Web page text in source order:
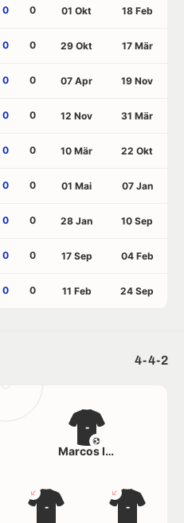
0 0 01 Okt 18 Feb
0 0 29 Okt 17 Mär
0 0 07 Apr 19 Nov
0 0 12 Nov 31 Mär
0 0 10 Mär 22 Okt
0 0 01 Mai 07 Jan
0 0 28 Jan 10 Sep
0 0 17 Sep 04 Feb
0 0 11 Feb 24 Sep
4-4-2
-
-
-
Marcos Iglesias